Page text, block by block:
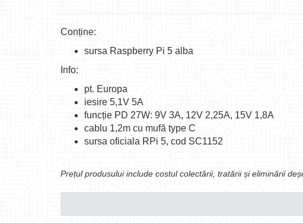
Conține:
sursa Raspberry Pi 5 alba
Info:
pt. Europa
iesire 5,1V 5A
funcție PD 27W: 9V 3A, 12V 2,25A, 15V 1,8A
cablu 1,2m cu mufă type C
sursa oficiala RPi 5, cod SC1152
Prețul produsului include costul colectării, tratării și eliminării